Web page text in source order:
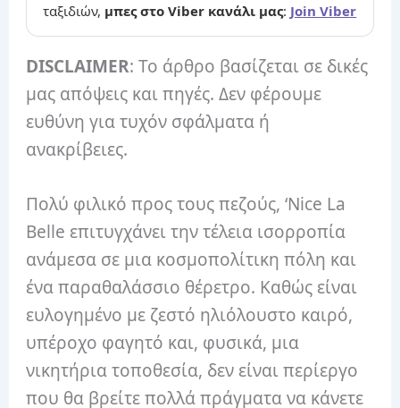
ταξιδιών, μπες στο Viber κανάλι μας: Join Viber
DISCLAIMER: Το άρθρο βασίζεται σε δικές
μας απόψεις και πηγές. Δεν φέρουμε
ευθύνη για τυχόν σφάλματα ή
ανακρίβειες.
Πολύ φιλικό προς τους πεζούς, ‘Nice La
Belle επιτυγχάνει την τέλεια ισορροπία
ανάμεσα σε μια κοσμοπολίτικη πόλη και
ένα παραθαλάσσιο θέρετρο. Καθώς είναι
ευλογημένο με ζεστό ηλιόλουστο καιρό,
υπέροχο φαγητό και, φυσικά, μια
νικητήρια τοποθεσία, δεν είναι περίεργο
που θα βρείτε πολλά πράγματα να κάνετε